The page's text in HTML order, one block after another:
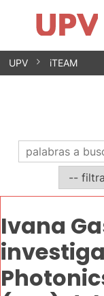
Saltar
Impacto
Grupos de
Instalaciones
Spin-offs
Contacto
Prácticas
Noticias
Unidad de
UPV iTEAM
Ivana